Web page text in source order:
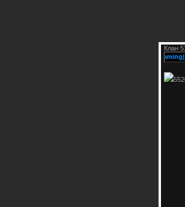
Клан
н[А] [Ф]о[Р]у[М] к[Л]а[Н]а 51Gaming|